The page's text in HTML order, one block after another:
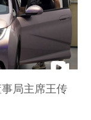
局主席王传